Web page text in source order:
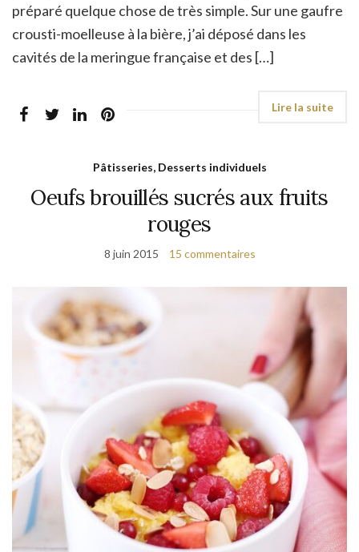
préparé quelque chose de très simple. Sur une gaufre
crousti-moelleuse à la bière, j’ai déposé dans les
cavités de la meringue française et des […]
Pâtisseries, Desserts individuels
Oeufs brouillés sucrés aux fruits
rouges
8 juin 2015 15 commentaires